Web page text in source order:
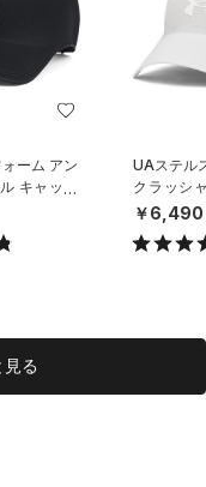
ーム アン
キャップ
ル/UNISE
UAステル
クラッシ
（ライフ
X）
￥6,490
る